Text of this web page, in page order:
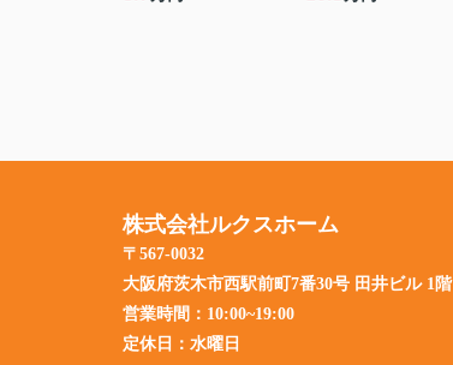
株式会社ルクスホーム
〒567-0032
大阪府茨木市西駅前町7番30号 田井ビル 1階
営業時間： 10:00~19:00
定休日： 水曜日